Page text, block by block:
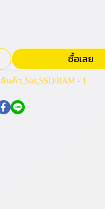
ซื้อเลย
สินค้า,Nas,SSD/RAM - 1